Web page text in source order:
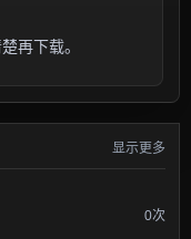
再下载。
显示更多
0次